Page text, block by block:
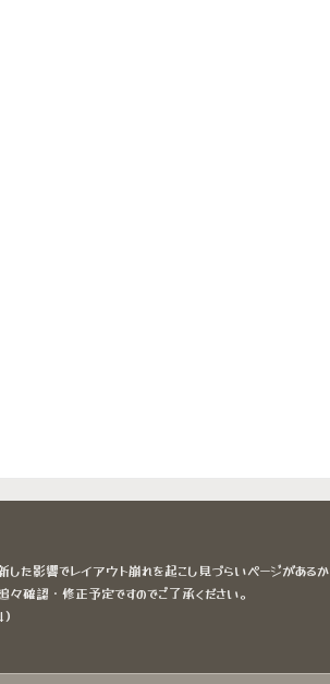
した影響でレイアウト崩れを起こし見づらいページがあるか
々確認・修正予定ですのでご了承ください。